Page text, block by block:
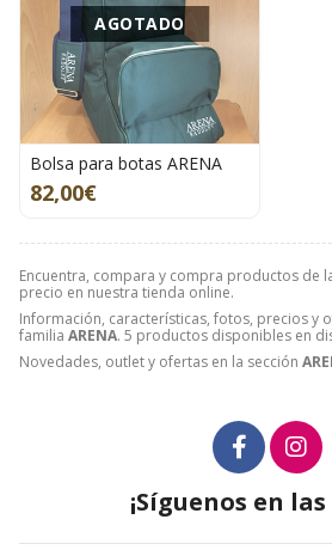
Encuentra, compara y compra productos de
precio en nuestra tienda online.
Información, características, fotos, precios y
familia ARENA. 5 productos disponibles en
Novedades, outlet y ofertas en la sección
AGOTADO
Bolsa para botas ARENA
82,00€
¡Síguenos en